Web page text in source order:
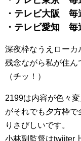
・テレビ大阪 毎
・テレビ愛知 毎
深夜枠なうえローカ
残念ながら私が住ん
（チッ！）
2199は内容が色々
がそれでも夕方枠
りさびしいです。
小林副監督はtwiiter